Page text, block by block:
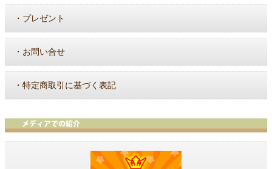
・ プレゼント
・ お問い合せ
・ 特定商取引に基づく表記